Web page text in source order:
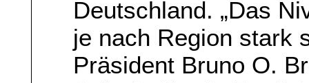
Deutschland. „Das
je nach Region stark
Präsident Bruno O.